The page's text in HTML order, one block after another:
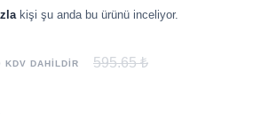
kişi şu anda bu ürünü inceliyor.
KDV DAHİLDİR 595.65 ₺